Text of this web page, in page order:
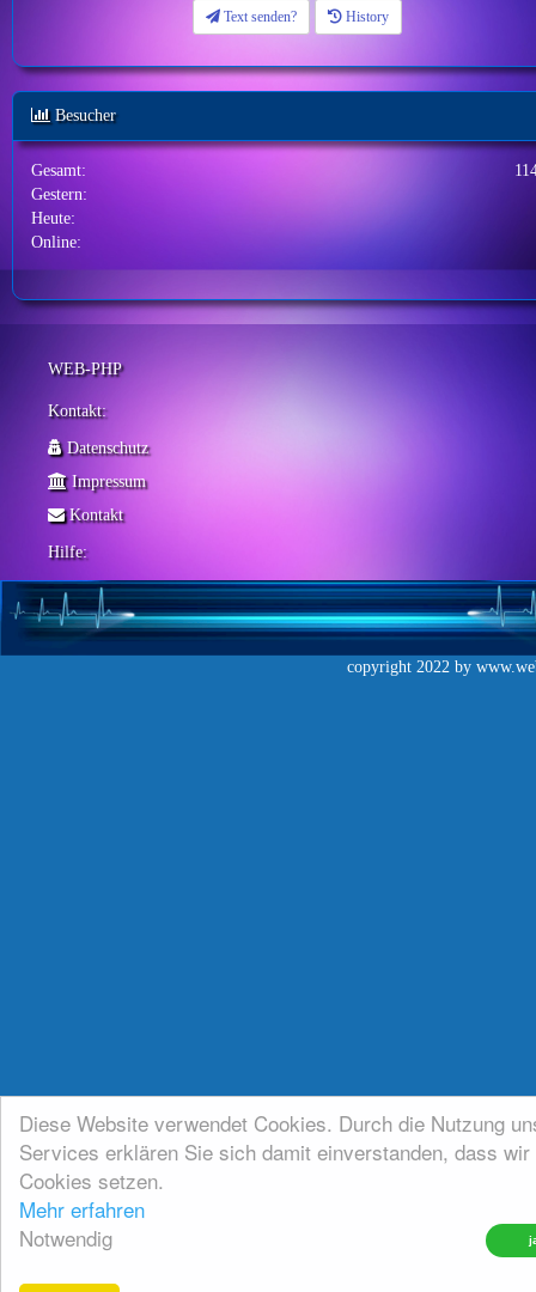
Diese Website verwendet Cookies. Durch die Nutzung
Services erklären Sie sich damit einverstanden, dass wir
Cookies setzen.
Mehr erfahren
Notwendig
Text senden? History
Besucher
Gesamt:
Gestern:
Heute:
Online:
WEB-PHP
Kontakt:
Datenschutz
Impressum
Kontakt
Hilfe:
copyright 2022 by